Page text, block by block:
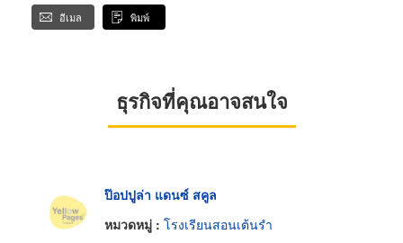
อีเมล พิมพ์
ธุรกิจที่คุณอาจสนใจ
ป๊อปปูล่า แดนซ์ สคูล
หมวดหมู่ : โรงเรียนสอนเต้นรำ